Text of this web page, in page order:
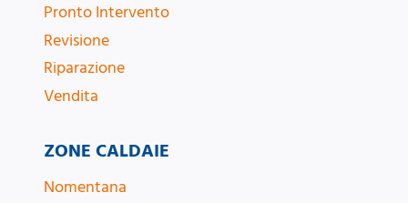
Pronto Intervento
Revisione
Riparazione
Vendita
ZONE CALDAIE
Nomentana